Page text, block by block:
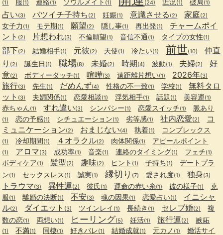
(1) 服(1) 連絡(1) ソウルメイト (1) (24) 近況 (1) 破局(1)
占い(3) バツイチ子持ち (2) 妊娠(1) 意識させる (2) 家庭(2)
女子力 (1) モテ期(1) 願望(2) 隠し事(1) 再出発(1)
チャームポイ
ント (2) 片想われ(3) 不倫願望(1) 音信不通 (1) タイプの女性(1)
部下(2) 結婚相手(1) 元彼(2) 天使(1) 冷たい(1) 前世(10)
仲直
り (2) 誕生日 (1) 職場(8) 未婚(2) 時期(4) 波動(1) 夫婦(2)
好
意(2) ボディータッチ(1) 喧嘩(3) 遠距離片想い(1) 2026年(3)
旅行(3) 先生(1) だめんず(4) 性格の不一致(1) 学校(1)
無料タロ
ット (3) 夫婦関係(1) 恋愛相談(1) 浮気相手(1) 話題(1) 美容運(1)
赤ちゃん(1) すれ違い(3) シンパシー(1) 恋愛スイッチ(1) 脈あり
(1) 恋の予感(1) シチュエーション(1) 劣等感(1) 社内恋愛(2)
コ
ミュニケーション(2) おまじない(4) 執着(1) コンプレックス
(1) 冷却期間(1) ４オラクル(2) 肉体関係(1) アピールポイント
(1) アロマ(3) 成功率(1) 音楽(1) 連絡のタイミング(1) フェチ(1)
ボディケア(1) 髪型(2) 趣味(2) ヒント (1) 子持ち(1)
デートプラ
ン(1) セックスレス (1) 誠実(1) 縁切り (7) 愛され度(1) 独身(3)
トラウマ(3) 異性運(2) 彼氏(1) 運命の赤い糸(1) 彼の様子(1)
克
服(1) 離婚の決断(1) 不安(3) 魂の因果(1) 恋愛占い(1)
イニシャ
ル(2) ダイエット (3) ツインレイ (1) 長続き (1) セレブ婚(2)
複
数の恋(1) 両想い(1) ヒーリング(5) 妊活(1) 旅行運(2) 嫉妬
(1) 不満(1) 同棲(1) 好きバレ(1) 結婚成就(1) 元カノ (1) 婚活サイ